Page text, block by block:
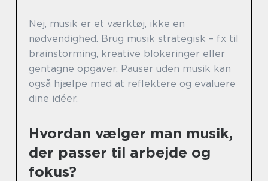
Nej, musik er et værktøj, ikke en
nødvendighed. Brug musik strategisk – fx til
brainstorming, kreative blokeringer eller
gentagne opgaver. Pauser uden musik kan
også hjælpe med at reflektere og evaluere
dine idéer.
Hvordan vælger man musik,
der passer til arbejde og
fokus?